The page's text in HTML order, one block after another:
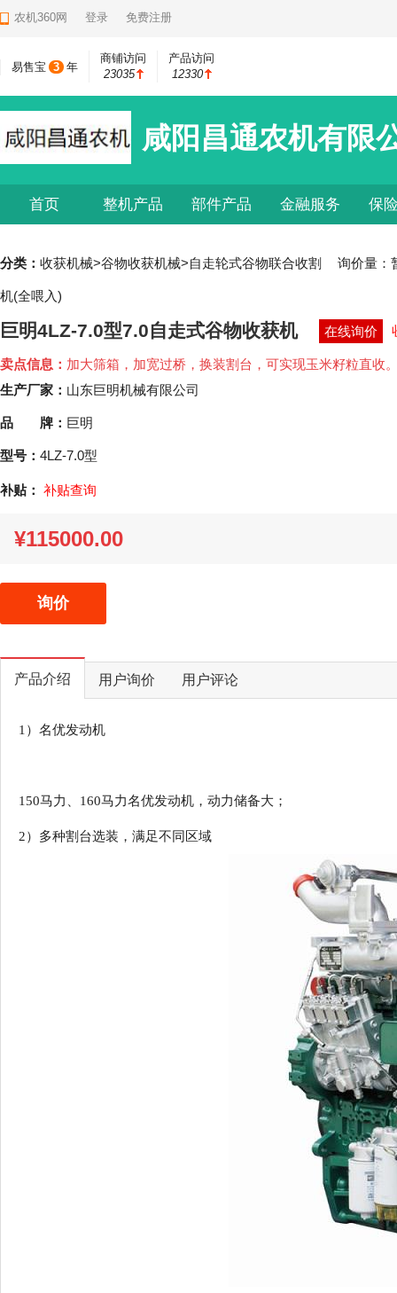
农机360网 登录 免费注册
易售宝 3 年
商铺访问
23035
产品访问
12330
咸阳昌通农机有限
首页 整机产品 部件产品 金融服务 保
询价量：
分类： 收获机械>谷物收获机械>自走轮式谷物联合收割
机(全喂入)
巨明4LZ-7.0型7.0自走式谷物收获机 在线询价
卖点信息： 加大筛箱，加宽过桥，换装割台，可实现玉米籽粒直收
生产厂家： 山东巨明机械有限公司
品 牌： 巨明
型号： 4LZ-7.0型
补贴： 补贴查询
¥115000.00
询价
产品介绍 用户询价 用户评论
1） 名优发动机
150马力、160马力名优发动机，动力储备大；
2） 多种割台选装，满足不同区域